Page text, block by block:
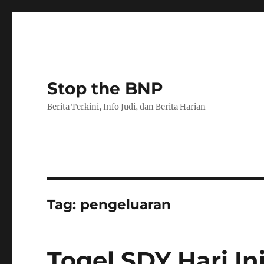
Stop the BNP
Berita Terkini, Info Judi, dan Berita Harian
Tag: pengeluaran